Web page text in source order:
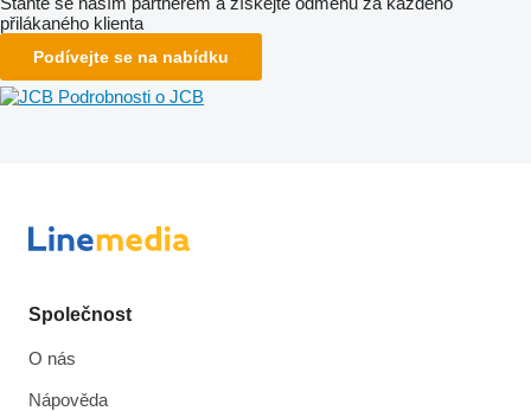
přilákaného klienta
Podívejte se na nabídku
Podrobnosti o JCB
Společnost
O nás
Nápověda